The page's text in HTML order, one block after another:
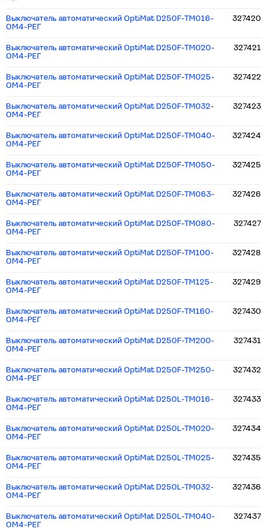
Выключатель автоматический OptiMat D250F-TM016-
ОМ4-РЕГ
327420
Выключатель автоматический OptiMat D250F-TM020-
ОМ4-РЕГ
327421
Выключатель автоматический OptiMat D250F-TM025-
ОМ4-РЕГ
327422
Выключатель автоматический OptiMat D250F-TM032-
ОМ4-РЕГ
327423
Выключатель автоматический OptiMat D250F-TM040-
ОМ4-РЕГ
327424
Выключатель автоматический OptiMat D250F-TM050-
ОМ4-РЕГ
327425
Выключатель автоматический OptiMat D250F-TM063-
ОМ4-РЕГ
327426
Выключатель автоматический OptiMat D250F-TM080-
ОМ4-РЕГ
327427
Выключатель автоматический OptiMat D250F-TM100-
ОМ4-РЕГ
327428
Выключатель автоматический OptiMat D250F-TM125-
ОМ4-РЕГ
327429
Выключатель автоматический OptiMat D250F-TM160-
ОМ4-РЕГ
327430
Выключатель автоматический OptiMat D250F-TM200-
ОМ4-РЕГ
327431
Выключатель автоматический OptiMat D250F-TM250-
ОМ4-РЕГ
327432
Выключатель автоматический OptiMat D250L-TM016-
ОМ4-РЕГ
327433
Выключатель автоматический OptiMat D250L-TM020-
ОМ4-РЕГ
327434
Выключатель автоматический OptiMat D250L-TM025-
ОМ4-РЕГ
327435
Выключатель автоматический OptiMat D250L-TM032-
ОМ4-РЕГ
327436
Выключатель автоматический OptiMat D250L-TM040-
ОМ4-РЕГ
327437